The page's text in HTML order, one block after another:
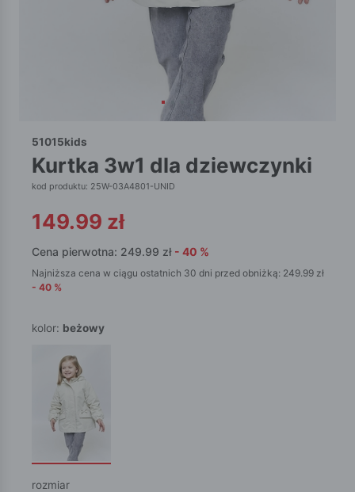
51015kids
kurtka 3w1 dla dziewczynki
kod produktu: 25W-03A4801-UNID
149.99 zł
Cena pierwotna: 249.99 zł - 40 %
Najniższa cena w ciągu ostatnich 30 dni przed obniżką: 249.99 zł
- 40 %
kolor: beżowy
rozmiar